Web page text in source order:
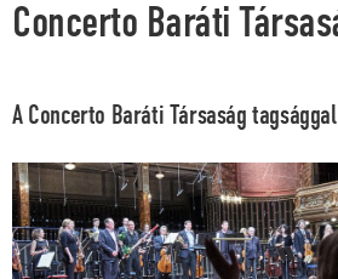
Concerto Baráti
A Concerto Baráti Társaság